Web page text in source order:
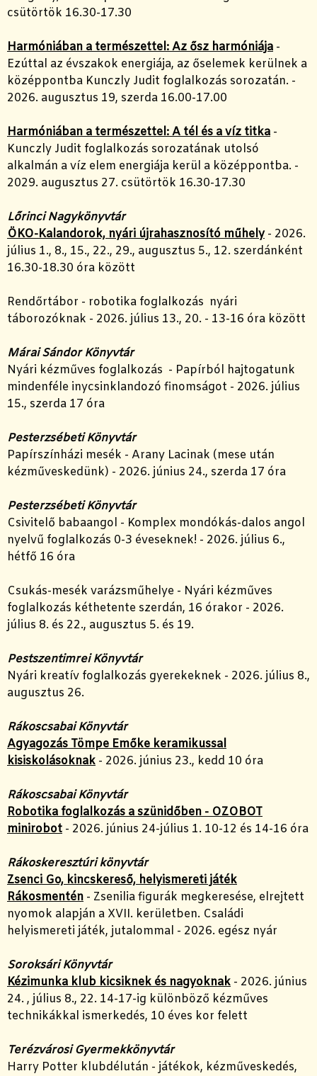
csütörtök 16.30-17.30
Harmóniában a természettel: Az ősz harmóniája -
Ezúttal az évszakok energiája, az őselemek kerülnek a
középpontba Kunczly Judit foglalkozás sorozatán. -
2026. augusztus 19, szerda 16.00-17.00
Harmóniában a természettel: A tél és a víz titka -
Kunczly Judit foglalkozás sorozatának utolsó
alkalmán a víz elem energiája kerül a középpontba. -
2029. augusztus 27. csütörtök 16.30-17.30
Lőrinci Nagykönyvtár
ÖKO-Kalandorok, nyári újrahasznosító műhely- 2026.
július 1., 8., 15., 22., 29., augusztus 5., 12. szerdánként
16.30-18.30 óra között
Rendőrtábor - robotika foglalkozás nyári
táborozóknak - 2026. július 13., 20. - 13-16 óra között
Márai Sándor Könyvtár
Nyári kézműves foglalkozás - Papírból hajtogatunk
mindenféle inycsinklandozó finomságot - 2026. július
15., szerda 17 óra
Pesterzsébeti Könyvtár
Papírszínházi mesék - Arany Lacinak (mese után
kézműveskedünk) - 2026. június 24., szerda 17 óra
Pesterzsébeti Könyvtár
Csivitelő babaangol - Komplex mondókás-dalos angol
nyelvű foglalkozás 0-3 éveseknek! - 2026. július 6.,
hétfő 16 óra
Csukás-mesék varázsműhelye - Nyári kézműves
foglalkozás kéthetente szerdán, 16 órakor - 2026.
július 8. és 22., augusztus 5. és 19.
Pestszentimrei Könyvtár
Nyári kreatív foglalkozás gyerekeknek - 2026. július 8.,
augusztus 26.
Rákoscsabai Könyvtár
Agyagozás Tömpe Emőke keramikussal
kisiskolásoknak - 2026. június 23., kedd 10 óra
Rákoscsabai Könyvtár
Robotika foglalkozás a szünidőben - OZOBOT
minirobot - 2026. június 24-július 1. 10-12 és 14-16 óra
Rákoskeresztúri könyvtár
Zsenci Go, kincskereső, helyismereti játék
Rákosmentén - Zsenilia figurák megkeresése, elrejtett
nyomok alapján a XVII. kerületben. Családi
helyismereti játék, jutalommal - 2026. egész nyár
Soroksári Könyvtár
Kézimunka klub kicsiknek és nagyoknak - 2026. június
24. , július 8., 22. 14-17-ig különböző kézműves
technikákkal ismerkedés, 10 éves kor felett
Terézvárosi Gyermekkönyvtár
Harry Potter klubdélután - játékok, kézműveskedés,